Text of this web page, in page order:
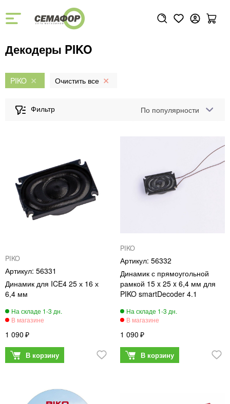
Декодеры PIKO
PIKO
По популярности
PIKO
56331
Динамик для ICE4 25 х 16 х
6,4 мм
1 090
PIKO
56332
Динамик с прямоугольной
рамкой 15 x 25 x 6,4 мм для
PIKO smartDecoder 4.1
1 090